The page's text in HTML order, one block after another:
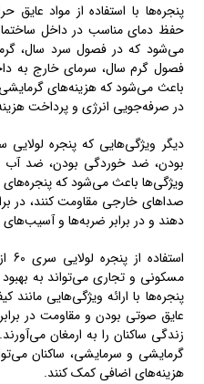
پنجره‌ها با استفاده از مواد عایق
حفظ دمای مناسب در داخل
می‌شود که در فصول سرد سال،
فصول گرم سال، سرمای خارج به
باعث می‌شود که هزینه‌های
در صرفه‌جویی انرژی و پرداخت
بودن، ضد خوردگی بودن، ضد آب
صداهای خارجی مقاومت کنند، در
دهند و در برابر ضربه‌ها و
مسکونی و تجاری می‌تواند به
پنجره‌ها با ارائه ویژگی‌هایی
عایق صوتی بودن و مقاومت در
زندگی ساکنان را به ارمغان
گرمایشی و سرمایشی، ساکنان
هزینه‌های اضافی کمک کنند.